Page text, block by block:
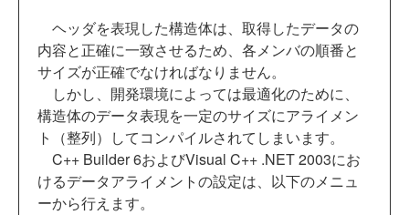
ヘッダを表現した構造体は、取得したデータの
内容と正確に一致させるため、各メンバの順番と
サイズが正確でなければなりません。
しかし、開発環境によっては最適化のために、
構造体のデータ表現を一定のサイズにアライメン
ト（整列）してコンパイルされてしまいます。
C++ Builder 6およびVisual C++ .NET 2003にお
けるデータアライメントの設定は、以下のメニュ
ーから行えます。